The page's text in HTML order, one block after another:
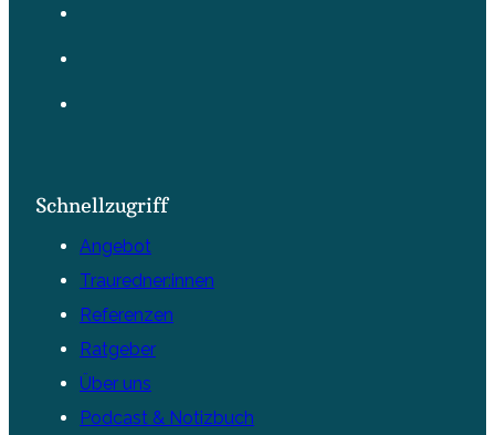
Schnellzugriff
Angebot
Trauredner:innen
Referenzen
Ratgeber
Über uns
Podcast & Notizbuch